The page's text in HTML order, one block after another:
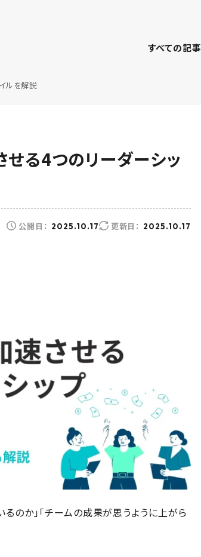
すべての記事
ルを解説
る4つのリーダーシッ
公開日： 2025.10.17 更新日： 2025.10.17
のか」「チームの成果が思うように上がら